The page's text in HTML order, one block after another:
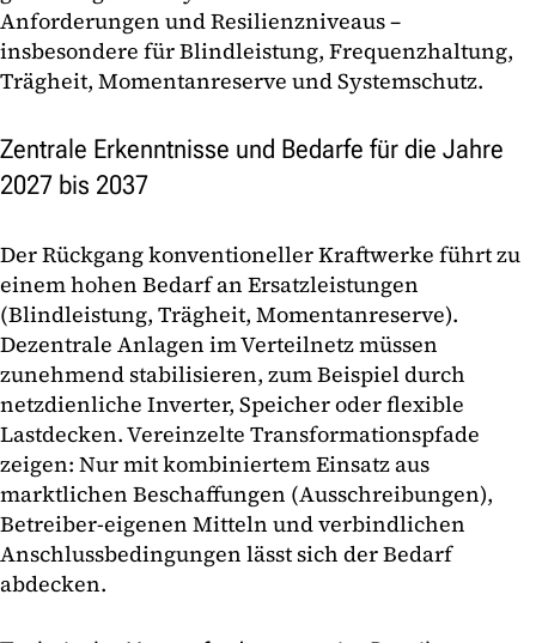
Anforderungen und Resilienzniveaus –
insbesondere für Blindleistung, Frequenzhaltung,
Trägheit, Momentanreserve und Systemschutz.
Zentrale Erkenntnisse und Bedarfe für die Jahre
2027 bis 2037
Der Rückgang konventioneller Kraftwerke führt zu
einem hohen Bedarf an Ersatzleistungen
(Blindleistung, Trägheit, Momentanreserve).
Dezentrale Anlagen im Verteilnetz müssen
zunehmend stabilisieren, zum Beispiel durch
netzdienliche Inverter, Speicher oder flexible
Lastdecken. Vereinzelte Transformationspfade
zeigen: Nur mit kombiniertem Einsatz aus
marktlichen Beschaffungen (Ausschreibungen),
Betreiber-eigenen Mitteln und verbindlichen
Anschlussbedingungen lässt sich der Bedarf
abdecken.